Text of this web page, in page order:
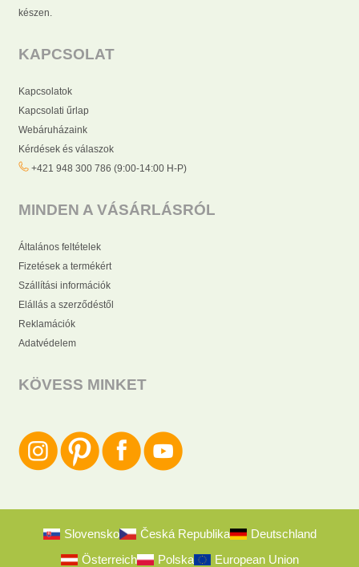
készen.
KAPCSOLAT
Kapcsolatok
Kapcsolati űrlap
Webáruházaink
Kérdések és válaszok
+421 948 300 786 (9:00-14:00 H-P)
MINDEN A VÁSÁRLÁSRÓL
Általános feltételek
Fizetések a termékért
Szállítási információk
Elállás a szerződéstől
Reklamációk
Adatvédelem
KÖVESS MINKET
Slovensko Česká Republika
Deutschland
Österreich
Polska European Union